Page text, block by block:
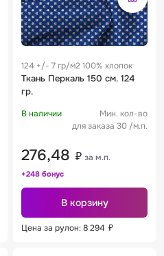
124 +/- 7 гр/м2 100% хлопок
Ткань Перкаль 150 см. 124
гр.
В наличии
Мин. кол-во
для заказа 30 /м.п.
276,48 ₽ за м.п.
+248 бонус
В корзину
Цена за рулон: 8 294 ₽